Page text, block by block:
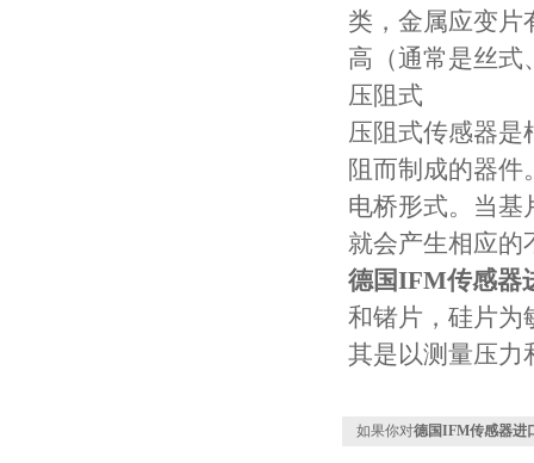
类，金属应变片
高（通常是丝式
压阻式
压阻式传感器是
阻而制成的器
电桥形式。当基
就会产生相应的
德国IFM传感器
和锗片，硅片为
其是以测量压力
如果你对德国IFM传感器进